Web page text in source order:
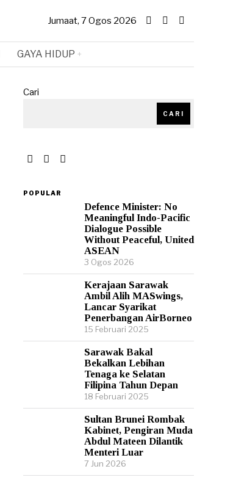
Jumaat, 7 Ogos 2026
GAYA HIDUP
Cari
CARI
POPULAR
Defence Minister: No
Meaningful Indo-Pacific
Dialogue Possible
Without Peaceful, United
ASEAN
3 Ogos 2026
Kerajaan Sarawak
Ambil Alih MASwings,
Lancar Syarikat
Penerbangan AirBorneo
15 Februari 2025
Sarawak Bakal
Bekalkan Lebihan
Tenaga ke Selatan
Filipina Tahun Depan
18 Februari 2025
Sultan Brunei Rombak
Kabinet, Pengiran Muda
Abdul Mateen Dilantik
Menteri Luar
7 Jun 2026